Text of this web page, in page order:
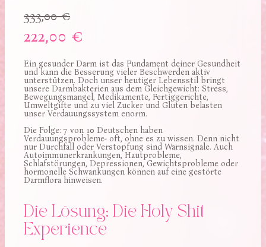
333,00 €
222,00 €
Ein gesunder Darm ist das Fundament deiner Gesundheit
und kann die Besserung vieler Beschwerden aktiv
unterstützen. Doch unser heutiger Lebensstil bringt
unsere Darmbakterien aus dem Gleichgewicht: Stress,
Bewegungsmangel, Medikamente, Fertiggerichte,
Umweltgifte und zu viel Zucker und Gluten belasten
unser Verdauungssystem enorm.
Die Folge: 7 von 10 Deutschen haben
Verdauungsprobleme- oft, ohne es zu wissen. Denn nicht
nur Durchfall oder Verstopfung sind Warnsignale. Auch
Autoimmunerkrankungen, Hautprobleme,
Schlafstörungen, Depressionen, Gewichtsprobleme oder
hormonelle Schwankungen können auf eine gestörte
Darmflora hinweisen.
Die Lösung: Die Holy Shit
Experience